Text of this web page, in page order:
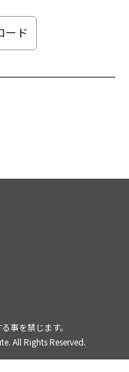
ード
事を禁じます。
All Rights Reserved.